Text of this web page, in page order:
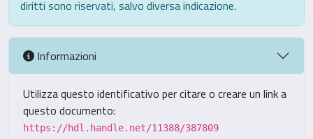
diritti sono riservati, salvo diversa indicazione.
Informazioni
Utilizza questo identificativo per citare o creare un link a
questo documento:
https://hdl.handle.net/11388/387809